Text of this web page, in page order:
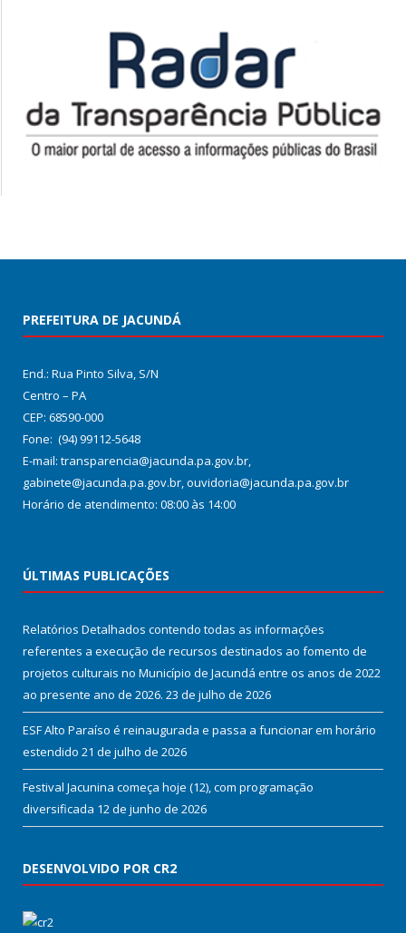
PREFEITURA DE JACUNDÁ
End.: Rua Pinto Silva, S/N
Centro – PA
CEP: 68590-000
Fone: (94) 99112-5648
E-mail: transparencia@jacunda.pa.gov.br,
gabinete@jacunda.pa.gov.br, ouvidoria@jacunda.pa.gov.br
Horário de atendimento: 08:00 às 14:00
ÚLTIMAS PUBLICAÇÕES
Relatórios Detalhados contendo todas as informações
referentes a execução de recursos destinados ao fomento de
projetos culturais no Município de Jacundá entre os anos de 2022
ao presente ano de 2026. 23 de julho de 2026
ESF Alto Paraíso é reinaugurada e passa a funcionar em horário
estendido 21 de julho de 2026
Festival Jacunina começa hoje (12), com programação
diversificada 12 de junho de 2026
DESENVOLVIDO POR CR2